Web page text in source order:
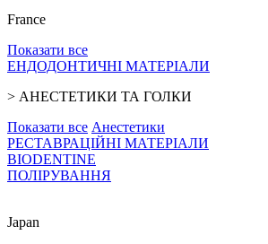
France
Показати все
ЕНДОДОНТИЧНІ МАТЕРІАЛИ
> АНЕСТЕТИКИ ТА ГОЛКИ
Показати все Анестетики
РЕСТАВРАЦІЙНІ МАТЕРІАЛИ
BIODENTINE
ПОЛІРУВАННЯ
Japan